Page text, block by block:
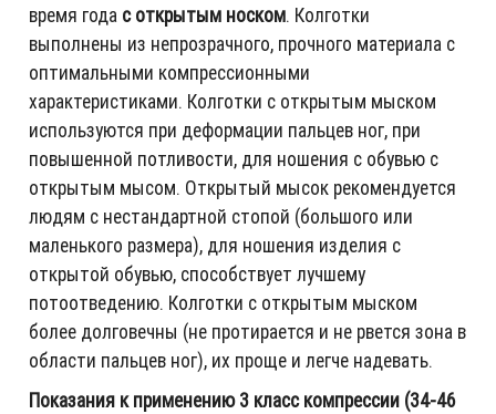
время года с открытым носком. Колготки
выполнены из непрозрачного, прочного материала с
оптимальными компрессионными
характеристиками. Колготки с открытым мыском
используются при деформации пальцев ног, при
повышенной потливости, для ношения с обувью с
открытым мысом. Открытый мысок рекомендуется
людям с нестандартной стопой (большого или
маленького размера), для ношения изделия с
открытой обувью, способствует лучшему
потоотведению. Колготки с открытым мыском
более долговечны (не протирается и не рвется зона в
области пальцев ног), их проще и легче надевать.
Показания к применению 3 класс компрессии (34-46